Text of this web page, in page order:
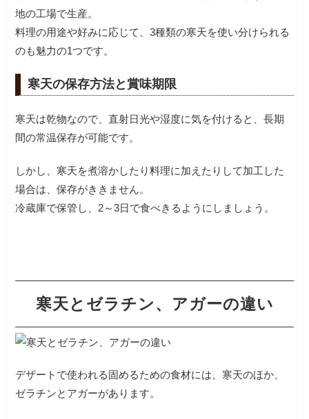
地の工場で生産。
料理の用途や好みに応じて、3種類の寒天を使い分けられる
のも魅力の1つです。
寒天の保存方法と賞味期限
寒天は乾物なので、直射日光や湿度に気を付けると、長期
間の常温保存が可能です。
しかし、寒天を煮溶かしたり料理に加えたりして加工した
場合は、保存がききません。
冷蔵庫で保管し、2～3日で食べきるようにしましょう。
寒天とゼラチン、アガーの違い
デザートで使われる固めるための食材には、寒天のほか、
ゼラチンとアガーがあります。